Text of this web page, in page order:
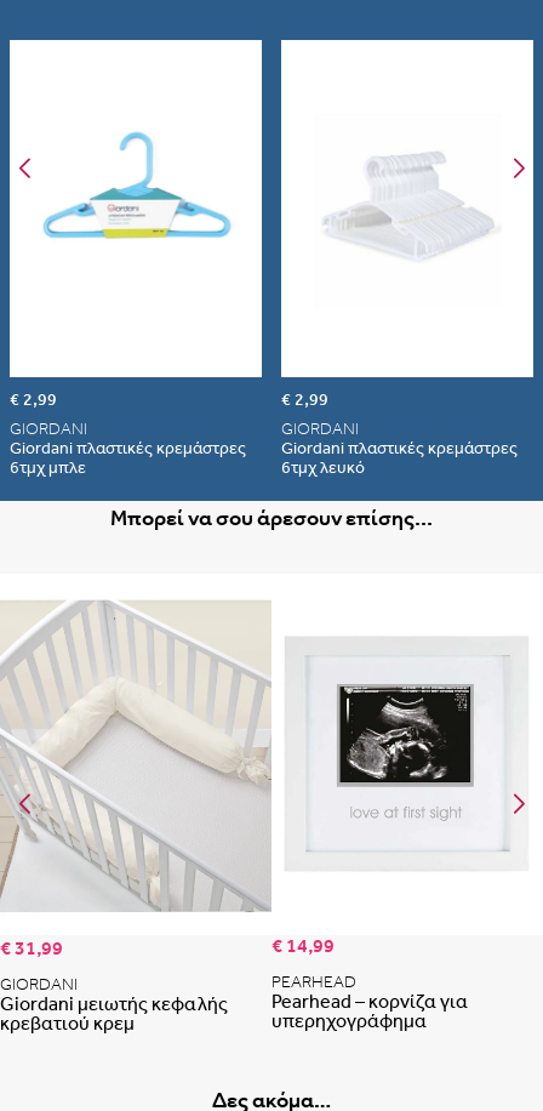
€ 2,99
GIORDANI
Giordani πλαστικές κρεμάστρες
6τμχ μπλε
€ 2,99
GIORDANI
Giordani πλαστικές κρεμάστρες
6τμχ λευκό
Μπορεί να σου άρεσουν επίσης...
Προσθήκη στη λίστα αγαπημένων
€ 31,99
GIORDANI
Giordani μειωτής κεφαλής
κρεβατιού κρεμ
€ 14,99
PEARHEAD
Pearhead – κορνίζα για
υπερηχογράφημα
Δες ακόμα…
Albania Armenia